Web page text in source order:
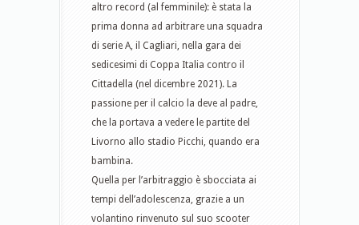
altro record (al femminile): è stata la
prima donna ad arbitrare una squadra
di serie A, il Cagliari, nella gara dei
sedicesimi di Coppa Italia contro il
Cittadella (nel dicembre 2021). La
passione per il calcio la deve al padre,
che la portava a vedere le partite del
Livorno allo stadio Picchi, quando era
bambina.
Quella per l’arbitraggio è sbocciata ai
tempi dell’adolescenza, grazie a un
volantino rinvenuto sul suo scooter